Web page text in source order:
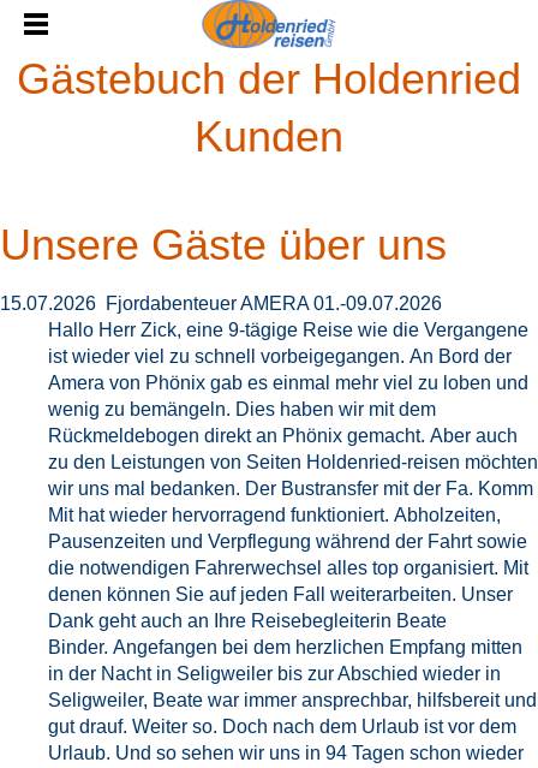
Gästebuch der Holdenried
Kunden
Unsere Gäste über uns
15.07.2026 Fjordabenteuer AMERA 01.-09.07.2026
Hallo Herr Zick, eine 9-tägige Reise wie die Vergangene
ist wieder viel zu schnell vorbeigegangen. An Bord der
Amera von Phönix gab es einmal mehr viel zu loben und
wenig zu bemängeln. Dies haben wir mit dem
Rückmeldebogen direkt an Phönix gemacht. Aber auch
zu den Leistungen von Seiten Holdenried-reisen möchten
wir uns mal bedanken. Der Bustransfer mit der Fa. Komm
Mit hat wieder hervorragend funktioniert. Abholzeiten,
Pausenzeiten und Verpflegung während der Fahrt sowie
die notwendigen Fahrerwechsel alles top organisiert. Mit
denen können Sie auf jeden Fall weiterarbeiten. Unser
Dank geht auch an Ihre Reisebegleiterin Beate
Binder. Angefangen bei dem herzlichen Empfang mitten
in der Nacht in Seligweiler bis zur Abschied wieder in
Seligweiler, Beate war immer ansprechbar, hilfsbereit und
gut drauf. Weiter so. Doch nach dem Urlaub ist vor dem
Urlaub. Und so sehen wir uns in 94 Tagen schon wieder